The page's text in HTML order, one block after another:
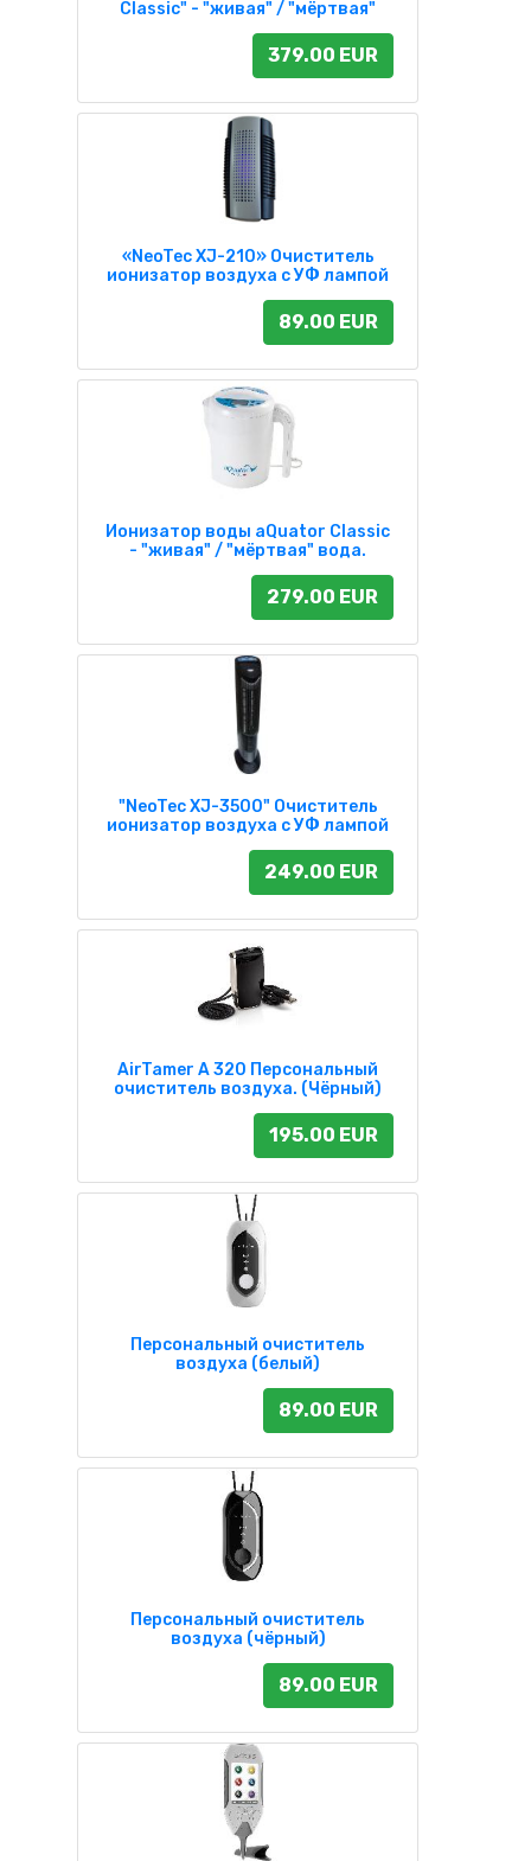
Classic" - "живая" / "мёртвая"
379.00 EUR
«NeoTec XJ-210» Очиститель
ионизатор воздуха с УФ лампой
89.00 EUR
Ионизатор воды aQuator Classic
- "живая" / "мёртвая" вода.
279.00 EUR
"NeoTec XJ-3500" Очиститель
ионизатор воздуха с УФ лампой
249.00 EUR
AirTamer A 320 Персональный
очиститель воздуха. (Чёрный)
195.00 EUR
Персональный очиститель
воздуха (белый)
89.00 EUR
Персональный очиститель
воздуха (чёрный)
89.00 EUR